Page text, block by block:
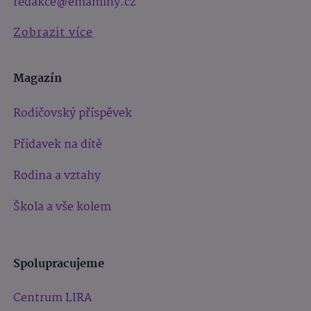
Zobrazit více
Magazín
Rodičovský příspěvek
Přídavek na dítě
Rodina a vztahy
Škola a vše kolem
Spolupracujeme
Centrum LIRA